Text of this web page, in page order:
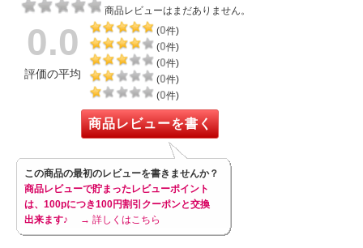
商品レビューはまだありません。
0.0
評価の平均
(0件)
(0件)
(0件)
(0件)
(0件)
商品レビューを書く
この商品の最初のレビューを書きませんか？
商品レビューで貯まったレビューポイント
は、100pにつき100円割引クーポンと交換
出来ます♪
→ 詳しくはこちら